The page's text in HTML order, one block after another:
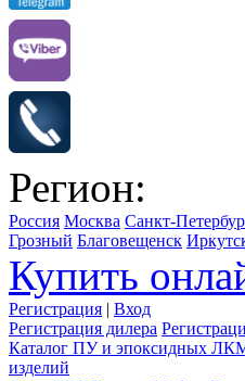
Регион:
Россия Москва Санкт-
Грозный Благовещенск
Купить
Регистрация | Вход
Регистрация дилера
Каталог ПУ и эпоксидных
изделий